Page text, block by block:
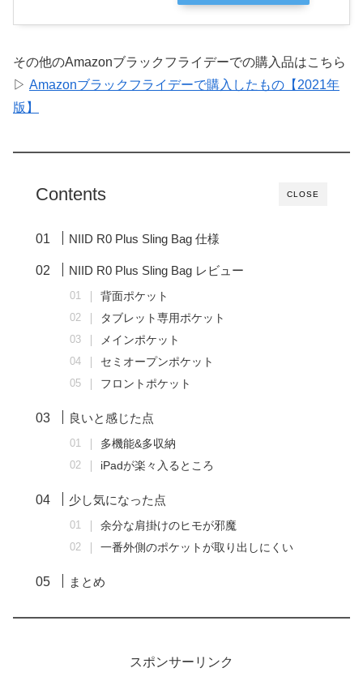
その他のAmazonブラックフライデーでの購入品はこちら
▷ Amazonブラックフライデーで購入したもの【2021年
版】
CLOSE
Contents
NIID R0 Plus Sling Bag 仕様
NIID R0 Plus Sling Bag レビュー
背面ポケット
タブレット専用ポケット
メインポケット
セミオープンポケット
フロントポケット
良いと感じた点
多機能&多収納
iPadが楽々入るところ
少し気になった点
余分な肩掛けのヒモが邪魔
一番外側のポケットが取り出しにくい
まとめ
スポンサーリンク